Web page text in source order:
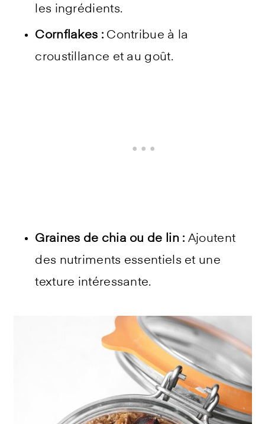
les ingrédients.
Cornflakes : Contribue à la
croustillance et au goût.
Graines de chia ou de lin : Ajoutent
des nutriments essentiels et une
texture intéressante.